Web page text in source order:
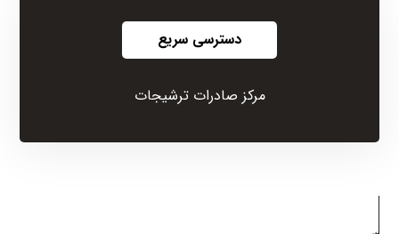
دسترسی سریع
مرکز صادرات ترشیجات